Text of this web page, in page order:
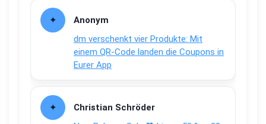
Anonym
dm verschenkt vier Produkte: Mit
einem QR-Code landen die Coupons in
Eurer App
Christian Schröder